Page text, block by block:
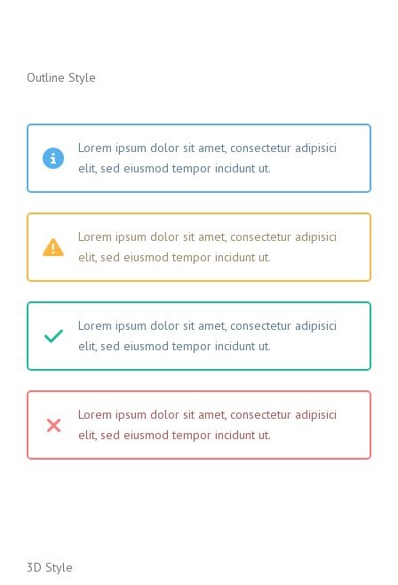
Outline Style
Lorem ipsum dolor sit amet, consectetur adipisici
elit, sed eiusmod tempor incidunt ut.
Lorem ipsum dolor sit amet, consectetur adipisici
elit, sed eiusmod tempor incidunt ut.
Lorem ipsum dolor sit amet, consectetur adipisici
elit, sed eiusmod tempor incidunt ut.
Lorem ipsum dolor sit amet, consectetur adipisici
elit, sed eiusmod tempor incidunt ut.
3D Style